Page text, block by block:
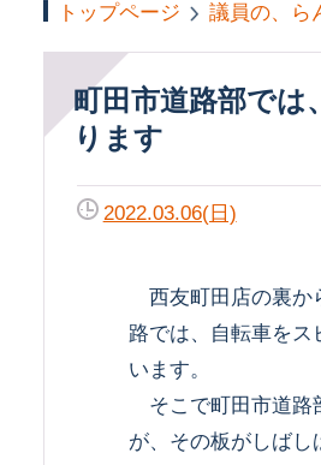
トップページ 議員の、ら
町田市道路部では、警告の板を掲示してお
ります
2022.03.06(日)
西友町田店の裏か
路では、自転車をス
います。
そこで町田市道路
が、その板がしばし